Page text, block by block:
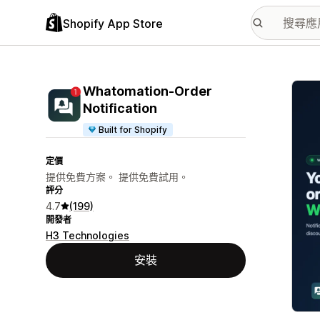
Shopify App Store
Whatomation‑Order
Notification
Built for Shopify
定價
提供免費方案。 提供免費試用。
評分
4.7 (199)
開發者
H3 Technologies
安裝
主要